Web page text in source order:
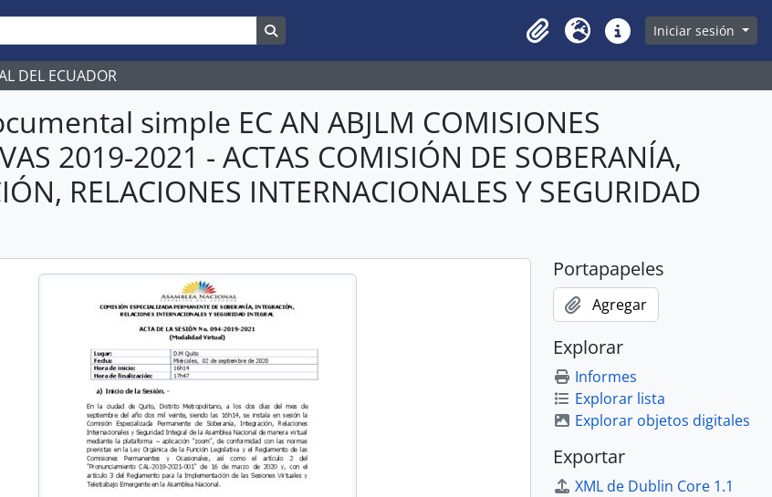
Clipboard
Idioma Enlaces rápidos
Iniciar sesión
DEL ECUADOR
simple EC AN ABJLM COMISIONES
2019-2021 - ACTAS COMISIÓN DE SOBERANÍA,
RELACIONES INTERNACIONALES Y SEGURIDAD
Portapapeles
Agregar
Explorar
Informes
Explorar lista
Explorar objetos digitales
Exportar
XML de Dublin Core 1.1